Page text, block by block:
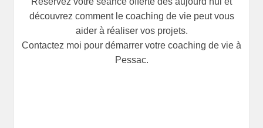
découvrez comment le coaching de vie peut vous
aider à réaliser vos projets.
Contactez moi pour démarrer votre coaching de vie à
Pessac.